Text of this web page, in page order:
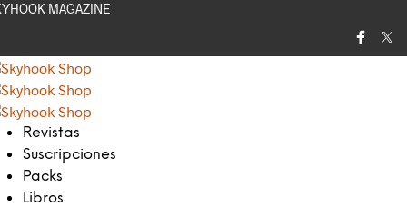
MAGAZINE
Revistas
Suscripciones
Packs
Libros